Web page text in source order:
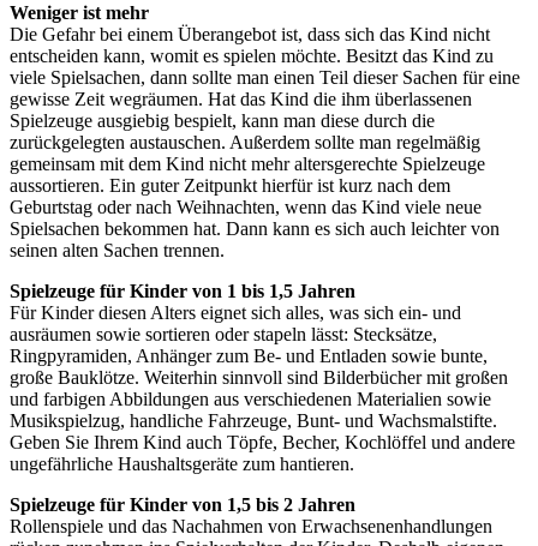
Weniger ist mehr
Die Gefahr bei einem Überangebot ist, dass sich das Kind nicht
entscheiden kann, womit es spielen möchte. Besitzt das Kind zu
viele Spielsachen, dann sollte man einen Teil dieser Sachen für eine
gewisse Zeit wegräumen. Hat das Kind die ihm überlassenen
Spielzeuge ausgiebig bespielt, kann man diese durch die
zurückgelegten austauschen. Außerdem sollte man regelmäßig
gemeinsam mit dem Kind nicht mehr altersgerechte Spielzeuge
aussortieren. Ein guter Zeitpunkt hierfür ist kurz nach dem
Geburtstag oder nach Weihnachten, wenn das Kind viele neue
Spielsachen bekommen hat. Dann kann es sich auch leichter von
seinen alten Sachen trennen.
Spielzeuge für Kinder von 1 bis 1,5 Jahren
Für Kinder diesen Alters eignet sich alles, was sich ein- und
ausräumen sowie sortieren oder stapeln lässt: Stecksätze,
Ringpyramiden, Anhänger zum Be- und Entladen sowie bunte,
große Bauklötze. Weiterhin sinnvoll sind Bilderbücher mit großen
und farbigen Abbildungen aus verschiedenen Materialien sowie
Musikspielzug, handliche Fahrzeuge, Bunt- und Wachsmalstifte.
Geben Sie Ihrem Kind auch Töpfe, Becher, Kochlöffel und andere
ungefährliche Haushaltsgeräte zum hantieren.
Spielzeuge für Kinder von 1,5 bis 2 Jahren
Rollenspiele und das Nachahmen von Erwachsenenhandlungen